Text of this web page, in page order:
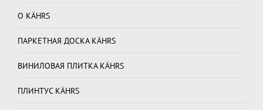
О KÄHRS
ПАРКЕТНАЯ ДОСКА KÄHRS
ВИНИЛОВАЯ ПЛИТКА KÄHRS
ПЛИНТУС KÄHRS